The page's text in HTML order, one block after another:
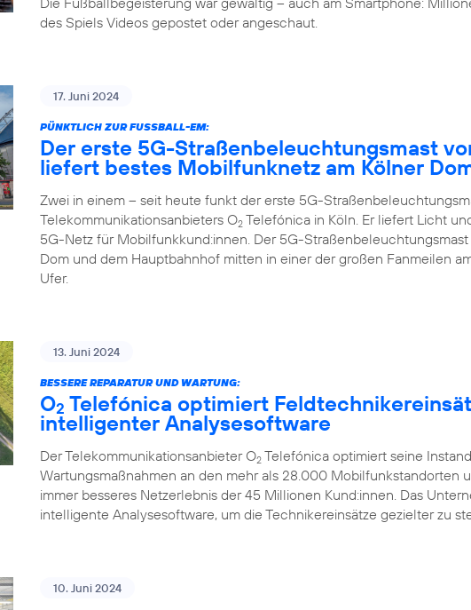
des Spiels Videos gepostet oder angeschaut.
17. Juni 2024
PÜNKTLICH ZUR FUSSBALL-EM:
Der erste 5G-Straßenbeleuchtungsmast
liefert bestes Mobilfunknetz am Kölner
Zwei in einem – seit heute funkt der erste 5G-
Telekommunikationsanbieters O2 Telefónica in Köln. Er liefert Licht
5G-Netz für Mobilfunkkund:innen. Der 5G-
Dom und dem Hauptbahnhof mitten in einer der großen Fanmeilen
Ufer.
13. Juni 2024
BESSERE REPARATUR UND WARTUNG:
O2 Telefónica optimiert
intelligenter Analysesoftware
Der Telekommunikationsanbieter O2 Telefónica optimiert seine
Wartungsmaßnahmen an den mehr als 28.000 Mobilfunkstandorten
immer besseres Netzerlebnis der 45 Millionen Kund:innen. Das
intelligente Analysesoftware, um die Technikereinsätze gezielter zu
10. Juni 2024